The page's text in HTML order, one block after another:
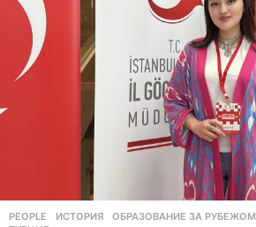
PEOPLE ИСТОРИЯ ,ОБРАЗОВАНИЕ ЗА РУБЕЖОМ